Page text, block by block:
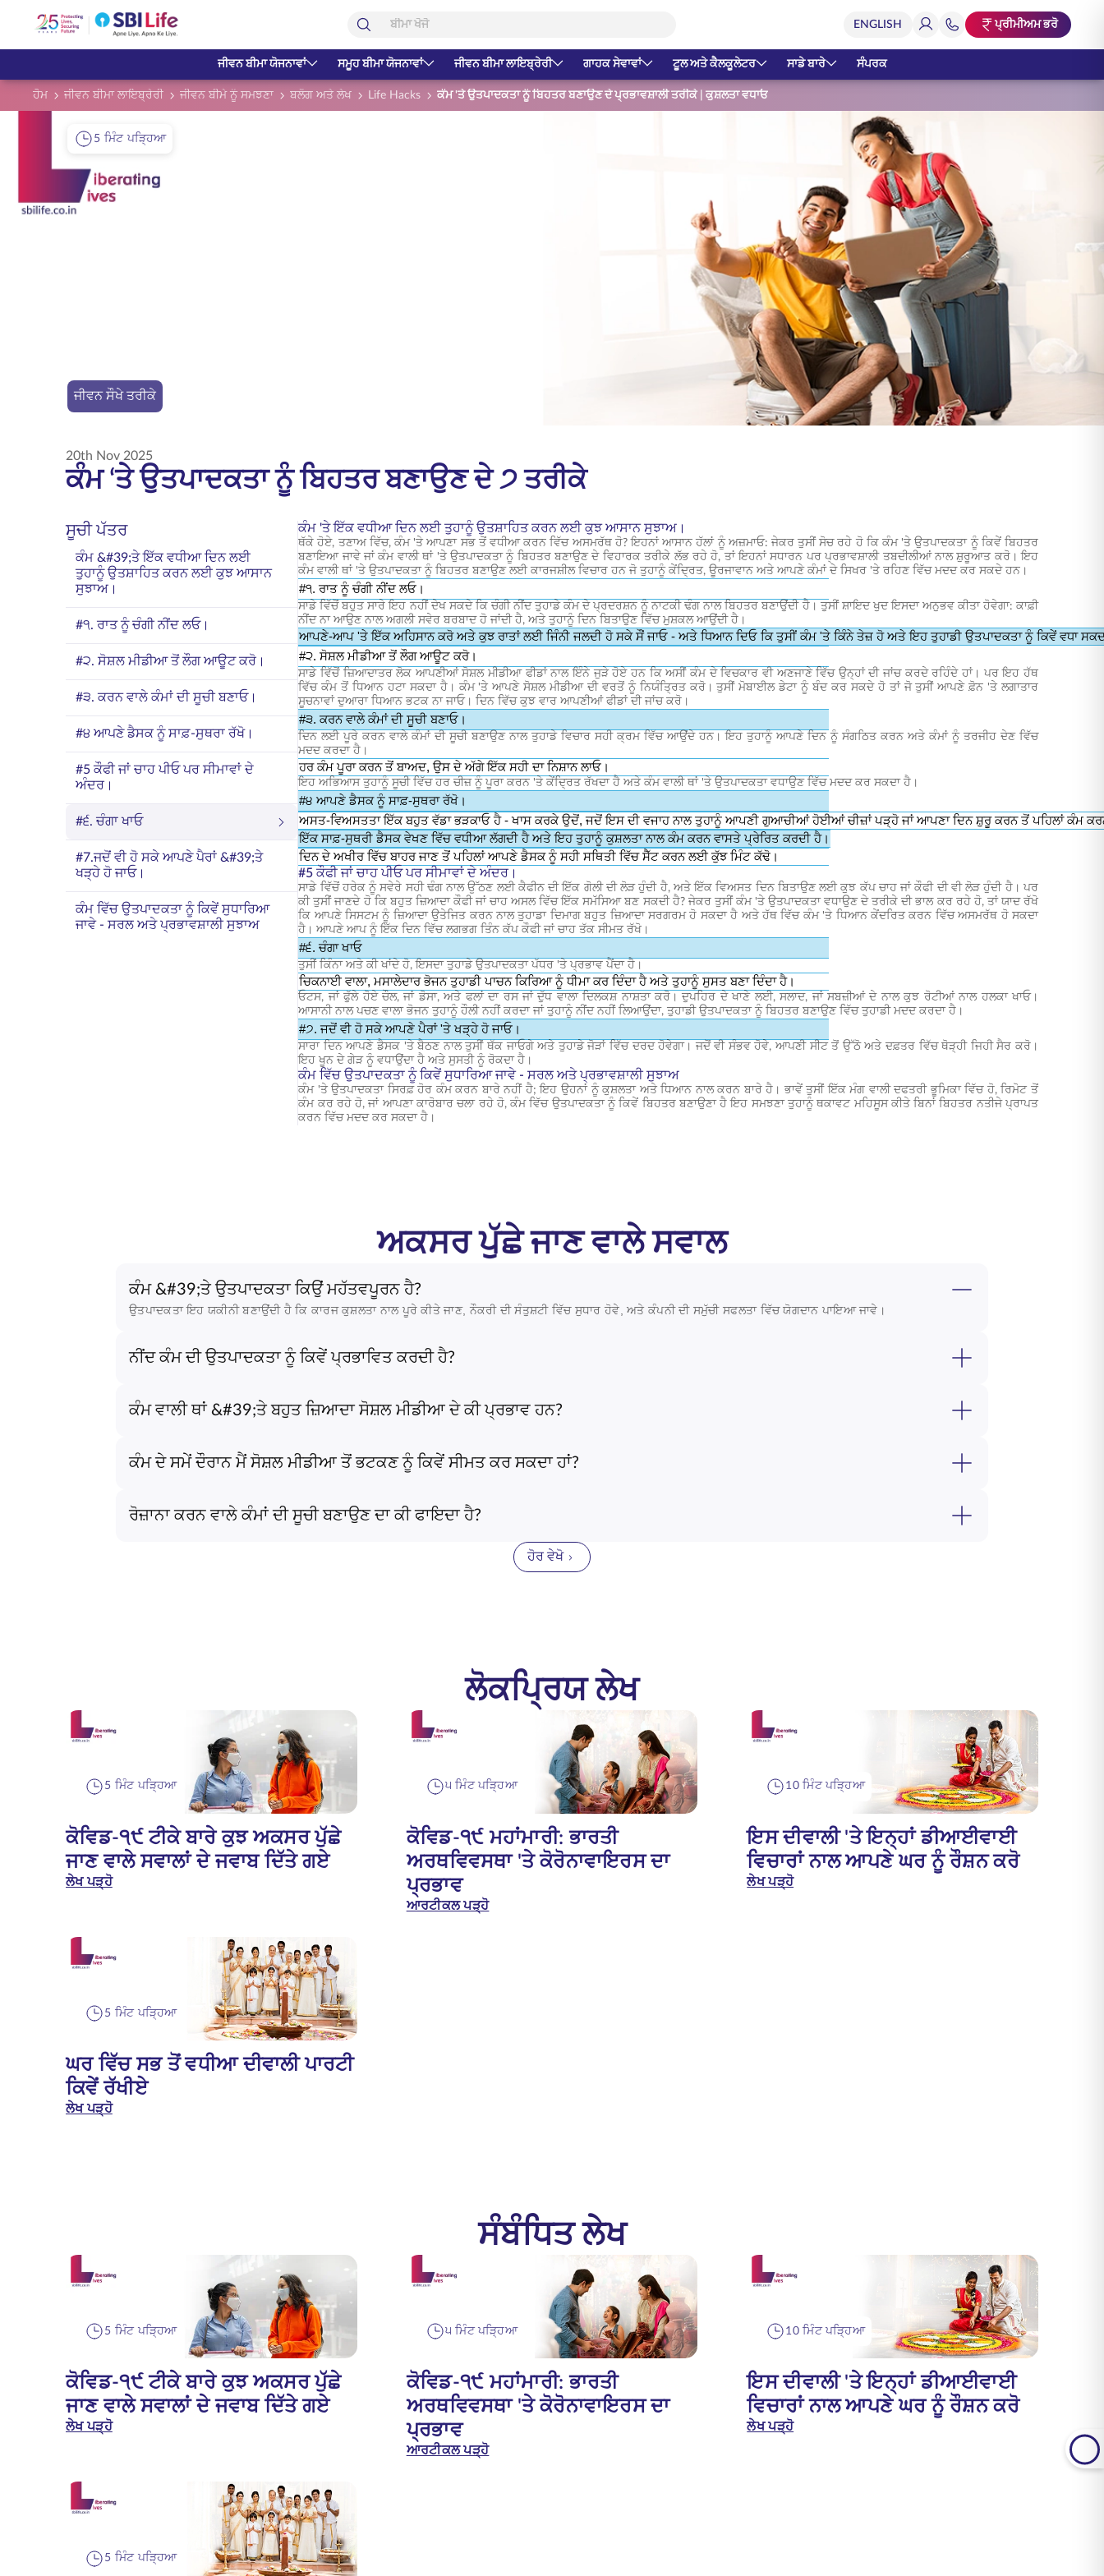
ਪ੍ਰੀਮੀਅਮ ਭਰੋ
ਜੀਵਨ ਬੀਮਾ ਯੋਜਨਾਵਾਂ ਸਮੂਹ ਬੀਮਾ ਯੋਜਨਾਵਾਂ ਜੀਵਨ ਬੀਮਾ ਲਾਇਬ੍ਰੇਰੀ ਗਾਹਕ ਸੇਵਾਵਾਂ ਟੂਲ ਅਤੇ ਕੈਲਕੂਲੇਟਰ ਸਾਡੇ ਬਾਰੇ ਸੰਪਰਕ
ਹੋਮ ਜੀਵਨ ਬੀਮਾ ਲਾਇਬ੍ਰੇਰੀ ਜੀਵਨ ਬੀਮੇ ਨੂੰ ਸਮਝਣਾ ਬਲੌਗ ਅਤੇ ਲੇਖ Life Hacks ਕੰਮ 'ਤੇ ਉਤਪਾਦਕਤਾ ਨੂੰ ਬਿਹਤਰ ਬਣਾਉਣ ਦੇ ਪ੍ਰਭਾਵਸ਼ਾਲੀ ਤਰੀਕੇ | ਕੁਸ਼ਲਤਾ ਵਧਾਓ
5 ਮਿੰਟ ਪੜ੍ਹਿਆ
ਜੀਵਨ ਸੌਖੇ ਤਰੀਕੇ
20th Nov 2025
ਕੰਮ ‘ਤੇ ਉਤਪਾਦਕਤਾ ਨੂੰ ਬਿਹਤਰ ਬਣਾਉਣ ਦੇ ੭ ਤਰੀਕੇ
ਸੂਚੀ ਪੱਤਰ
ਕੰਮ &#39;ਤੇ ਇੱਕ ਵਧੀਆ ਦਿਨ ਲਈ
ਤੁਹਾਨੂੰ ਉਤਸ਼ਾਹਿਤ ਕਰਨ ਲਈ ਕੁਝ ਆਸਾਨ
ਸੁਝਾਅ।
#੧. ਰਾਤ ਨੂੰ ਚੰਗੀ ਨੀਂਦ ਲਓ।
#੨. ਸੋਸ਼ਲ ਮੀਡੀਆ ਤੋਂ ਲੌਗ ਆਊਟ ਕਰੋ।
#੩. ਕਰਨ ਵਾਲੇ ਕੰਮਾਂ ਦੀ ਸੂਚੀ ਬਣਾਓ।
#੪ ਆਪਣੇ ਡੈਸਕ ਨੂੰ ਸਾਫ਼-ਸੁਥਰਾ ਰੱਖੋ।
#5 ਕੌਫੀ ਜਾਂ ਚਾਹ ਪੀਓ ਪਰ ਸੀਮਾਵਾਂ ਦੇ
ਅੰਦਰ।
#੬. ਚੰਗਾ ਖਾਓ
#7.ਜਦੋਂ ਵੀ ਹੋ ਸਕੇ ਆਪਣੇ ਪੈਰਾਂ &#39;ਤੇ
ਖੜ੍ਹੇ ਹੋ ਜਾਓ।
ਕੰਮ ਵਿੱਚ ਉਤਪਾਦਕਤਾ ਨੂੰ ਕਿਵੇਂ ਸੁਧਾਰਿਆ
ਜਾਵੇ - ਸਰਲ ਅਤੇ ਪ੍ਰਭਾਵਸ਼ਾਲੀ ਸੁਝਾਅ
ਕੰਮ 'ਤੇ ਇੱਕ ਵਧੀਆ ਦਿਨ ਲਈ ਤੁਹਾਨੂੰ ਉਤਸ਼ਾਹਿਤ ਕਰਨ ਲਈ ਕੁਝ ਆਸਾਨ ਸੁਝਾਅ।
ਥੱਕੇ ਹੋਏ, ਤਣਾਅ ਵਿੱਚ, ਕੰਮ 'ਤੇ ਆਪਣਾ ਸਭ ਤੋਂ ਵਧੀਆ ਕਰਨ ਵਿੱਚ ਅਸਮਰੱਥ ਹੋ? ਇਹਨਾਂ ਆਸਾਨ ਹੱਲਾਂ ਨੂੰ ਅਜ਼ਮਾਓ: ਜੇਕਰ ਤੁਸੀਂ ਸੋਚ ਰਹੇ ਹੋ ਕਿ ਕੰਮ 'ਤੇ ਉਤਪਾਦਕਤਾ ਨੂੰ ਕਿਵੇਂ ਬਿਹਤਰ
ਬਣਾਇਆ ਜਾਵੇ ਜਾਂ ਕੰਮ ਵਾਲੀ ਥਾਂ 'ਤੇ ਉਤਪਾਦਕਤਾ ਨੂੰ ਬਿਹਤਰ ਬਣਾਉਣ ਦੇ ਵਿਹਾਰਕ ਤਰੀਕੇ ਲੱਭ ਰਹੇ ਹੋ, ਤਾਂ ਇਹਨਾਂ ਸਧਾਰਨ ਪਰ ਪ੍ਰਭਾਵਸ਼ਾਲੀ ਤਬਦੀਲੀਆਂ ਨਾਲ ਸ਼ੁਰੂਆਤ ਕਰੋ। ਇਹ
ਕੰਮ ਵਾਲੀ ਥਾਂ 'ਤੇ ਉਤਪਾਦਕਤਾ ਨੂੰ ਬਿਹਤਰ ਬਣਾਉਣ ਲਈ ਕਾਰਜਸ਼ੀਲ ਵਿਚਾਰ ਹਨ ਜੋ ਤੁਹਾਨੂੰ ਕੇਂਦ੍ਰਿਤ, ਊਰਜਾਵਾਨ ਅਤੇ ਆਪਣੇ ਕੰਮਾਂ ਦੇ ਸਿਖਰ 'ਤੇ ਰਹਿਣ ਵਿੱਚ ਮਦਦ ਕਰ ਸਕਦੇ ਹਨ।
#੧. ਰਾਤ ਨੂੰ ਚੰਗੀ ਨੀਂਦ ਲਓ।
ਸਾਡੇ ਵਿੱਚੋਂ ਬਹੁਤ ਸਾਰੇ ਇਹ ਨਹੀਂ ਦੇਖ ਸਕਦੇ ਕਿ ਚੰਗੀ ਨੀਂਦ ਤੁਹਾਡੇ ਕੰਮ ਦੇ ਪ੍ਰਦਰਸ਼ਨ ਨੂੰ ਨਾਟਕੀ ਢੰਗ ਨਾਲ ਬਿਹਤਰ ਬਣਾਉਂਦੀ ਹੈ। ਤੁਸੀਂ ਸ਼ਾਇਦ ਖੁਦ ਇਸਦਾ ਅਨੁਭਵ ਕੀਤਾ ਹੋਵੇਗਾ: ਕਾਫ਼ੀ
ਨੀਂਦ ਨਾ ਆਉਣ ਨਾਲ ਅਗਲੀ ਸਵੇਰ ਬਰਬਾਦ ਹੋ ਜਾਂਦੀ ਹੈ, ਅਤੇ ਤੁਹਾਨੂੰ ਦਿਨ ਬਿਤਾਉਣ ਵਿੱਚ ਮੁਸ਼ਕਲ ਆਉਂਦੀ ਹੈ।
ਆਪਣੇ-ਆਪ 'ਤੇ ਇੱਕ ਅਹਿਸਾਨ ਕਰੋ ਅਤੇ ਕੁਝ ਰਾਤਾਂ ਲਈ ਜਿੰਨੀ ਜਲਦੀ ਹੋ ਸਕੇ ਸੌਂ ਜਾਓ - ਅਤੇ ਧਿਆਨ ਦਿਓ ਕਿ ਤੁਸੀਂ ਕੰਮ 'ਤੇ ਕਿੰਨੇ ਤੇਜ਼ ਹੋ ਅਤੇ ਇਹ ਤੁਹਾਡੀ ਉਤਪਾਦਕਤਾ ਨੂੰ ਕਿਵੇਂ ਵਧਾ
#੨. ਸੋਸ਼ਲ ਮੀਡੀਆ ਤੋਂ ਲੌਗ ਆਊਟ ਕਰੋ।
ਸਾਡੇ ਵਿੱਚੋਂ ਜ਼ਿਆਦਾਤਰ ਲੋਕ ਆਪਣੀਆਂ ਸੋਸ਼ਲ ਮੀਡੀਆ ਫੀਡਾਂ ਨਾਲ ਇੰਨੇ ਜੁੜੇ ਹੋਏ ਹਨ ਕਿ ਅਸੀਂ ਕੰਮ ਦੇ ਵਿਚਕਾਰ ਵੀ ਅਣਜਾਣੇ ਵਿੱਚ ਉਨ੍ਹਾਂ ਦੀ ਜਾਂਚ ਕਰਦੇ ਰਹਿੰਦੇ ਹਾਂ। ਪਰ ਇਹ ਹੱਥ
ਵਿੱਚ ਕੰਮ ਤੋਂ ਧਿਆਨ ਹਟਾ ਸਕਦਾ ਹੈ। ਕੰਮ 'ਤੇ ਆਪਣੇ ਸੋਸ਼ਲ ਮੀਡੀਆ ਦੀ ਵਰਤੋਂ ਨੂੰ ਨਿਯੰਤ੍ਰਿਤ ਕਰੋ। ਤੁਸੀਂ ਮੋਬਾਈਲ ਡੇਟਾ ਨੂੰ ਬੰਦ ਕਰ ਸਕਦੇ ਹੋ ਤਾਂ ਜੋ ਤੁਸੀਂ ਆਪਣੇ ਫ਼ੋਨ 'ਤੇ ਲਗਾਤਾਰ
ਸੂਚਨਾਵਾਂ ਦੁਆਰਾ ਧਿਆਨ ਭਟਕ ਨਾ ਜਾਓ। ਦਿਨ ਵਿੱਚ ਕੁਝ ਵਾਰ ਆਪਣੀਆਂ ਫੀਡਾਂ ਦੀ ਜਾਂਚ ਕਰੋ।
#੩. ਕਰਨ ਵਾਲੇ ਕੰਮਾਂ ਦੀ ਸੂਚੀ ਬਣਾਓ।
ਦਿਨ ਲਈ ਪੂਰੇ ਕਰਨ ਵਾਲੇ ਕੰਮਾਂ ਦੀ ਸੂਚੀ ਬਣਾਉਣ ਨਾਲ ਤੁਹਾਡੇ ਵਿਚਾਰ ਸਹੀ ਕ੍ਰਮ ਵਿੱਚ ਆਉਂਦੇ ਹਨ। ਇਹ ਤੁਹਾਨੂੰ ਆਪਣੇ ਦਿਨ ਨੂੰ ਸੰਗਠਿਤ ਕਰਨ ਅਤੇ ਕੰਮਾਂ ਨੂੰ ਤਰਜੀਹ ਦੇਣ ਵਿੱਚ
ਮਦਦ ਕਰਦਾ ਹੈ।
ਹਰ ਕੰਮ ਪੂਰਾ ਕਰਨ ਤੋਂ ਬਾਅਦ, ਉਸ ਦੇ ਅੱਗੇ ਇੱਕ ਸਹੀ ਦਾ ਨਿਸ਼ਾਨ ਲਾਓ।
ਇਹ ਅਭਿਆਸ ਤੁਹਾਨੂੰ ਸੂਚੀ ਵਿੱਚ ਹਰ ਚੀਜ਼ ਨੂੰ ਪੂਰਾ ਕਰਨ 'ਤੇ ਕੇਂਦ੍ਰਿਤ ਰੱਖਦਾ ਹੈ ਅਤੇ ਕੰਮ ਵਾਲੀ ਥਾਂ 'ਤੇ ਉਤਪਾਦਕਤਾ ਵਧਾਉਣ ਵਿੱਚ ਮਦਦ ਕਰ ਸਕਦਾ ਹੈ।
#੪ ਆਪਣੇ ਡੈਸਕ ਨੂੰ ਸਾਫ਼-ਸੁਥਰਾ ਰੱਖੋ।
ਅਸਤ-ਵਿਅਸਤਤਾ ਇੱਕ ਬਹੁਤ ਵੱਡਾ ਭੜਕਾਓ ਹੈ - ਖਾਸ ਕਰਕੇ ਉਦੋਂ, ਜਦੋਂ ਇਸ ਦੀ ਵਜਾਹ ਨਾਲ ਤੁਹਾਨੂੰ ਆਪਣੀ ਗੁਆਚੀਆਂ ਹੋਈਆਂ ਚੀਜ਼ਾਂ ਪੜ੍ਹੋ ਜਾਂ ਆਪਣਾ ਦਿਨ ਸ਼ੁਰੂ ਕਰਨ ਤੋਂ ਪਹਿਲਾਂ ਕੰਮ
ਇੱਕ ਸਾਫ਼-ਸੁਥਰੀ ਡੈਸਕ ਵੇਖਣ ਵਿੱਚ ਵਧੀਆ ਲੱਗਦੀ ਹੈ ਅਤੇ ਇਹ ਤੁਹਾਨੂੰ ਕੁਸ਼ਲਤਾ ਨਾਲ ਕੰਮ ਕਰਨ ਵਾਸਤੇ ਪ੍ਰੇਰਿਤ ਕਰਦੀ ਹੈ।
ਦਿਨ ਦੇ ਅਖੀਰ ਵਿੱਚ ਬਾਹਰ ਜਾਣ ਤੋਂ ਪਹਿਲਾਂ ਆਪਣੇ ਡੈਸਕ ਨੂੰ ਸਹੀ ਸਥਿਤੀ ਵਿੱਚ ਸੈੱਟ ਕਰਨ ਲਈ ਕੁੱਝ ਮਿੰਟ ਕੱਢੋ।
#5 ਕੌਫੀ ਜਾਂ ਚਾਹ ਪੀਓ ਪਰ ਸੀਮਾਵਾਂ ਦੇ ਅੰਦਰ।
ਸਾਡੇ ਵਿੱਚੋਂ ਹਰੇਕ ਨੂੰ ਸਵੇਰੇ ਸਹੀ ਢੰਗ ਨਾਲ ਉੱਠਣ ਲਈ ਕੈਫੀਨ ਦੀ ਇੱਕ ਗੋਲੀ ਦੀ ਲੋੜ ਹੁੰਦੀ ਹੈ, ਅਤੇ ਇੱਕ ਵਿਅਸਤ ਦਿਨ ਬਿਤਾਉਣ ਲਈ ਕੁਝ ਕੱਪ ਚਾਹ ਜਾਂ ਕੌਫੀ ਦੀ ਵੀ ਲੋੜ ਹੁੰਦੀ ਹੈ। ਪਰ
ਕੀ ਤੁਸੀਂ ਜਾਣਦੇ ਹੋ ਕਿ ਬਹੁਤ ਜ਼ਿਆਦਾ ਕੌਫੀ ਜਾਂ ਚਾਹ ਅਸਲ ਵਿੱਚ ਇੱਕ ਸਮੱਸਿਆ ਬਣ ਸਕਦੀ ਹੈ? ਜੇਕਰ ਤੁਸੀਂ ਕੰਮ 'ਤੇ ਉਤਪਾਦਕਤਾ ਵਧਾਉਣ ਦੇ ਤਰੀਕੇ ਦੀ ਭਾਲ ਕਰ ਰਹੇ ਹੋ, ਤਾਂ ਯਾਦ ਰੱਖੋ
ਕਿ ਆਪਣੇ ਸਿਸਟਮ ਨੂੰ ਜ਼ਿਆਦਾ ਉਤੇਜਿਤ ਕਰਨ ਨਾਲ ਤੁਹਾਡਾ ਦਿਮਾਗ ਬਹੁਤ ਜ਼ਿਆਦਾ ਸਰਗਰਮ ਹੋ ਸਕਦਾ ਹੈ ਅਤੇ ਹੱਥ ਵਿੱਚ ਕੰਮ 'ਤੇ ਧਿਆਨ ਕੇਂਦਰਿਤ ਕਰਨ ਵਿੱਚ ਅਸਮਰੱਥ ਹੋ ਸਕਦਾ
ਹੈ। ਆਪਣੇ ਆਪ ਨੂੰ ਇੱਕ ਦਿਨ ਵਿੱਚ ਲਗਭਗ ਤਿੰਨ ਕੱਪ ਕੌਫੀ ਜਾਂ ਚਾਹ ਤੱਕ ਸੀਮਤ ਰੱਖੋ।
#੬. ਚੰਗਾ ਖਾਓ
ਤੁਸੀਂ ਕਿੰਨਾ ਅਤੇ ਕੀ ਖਾਂਦੇ ਹੋ, ਇਸਦਾ ਤੁਹਾਡੇ ਉਤਪਾਦਕਤਾ ਪੱਧਰ 'ਤੇ ਪ੍ਰਭਾਵ ਪੈਂਦਾ ਹੈ।
ਚਿਕਨਾਈ ਵਾਲਾ, ਮਸਾਲੇਦਾਰ ਭੋਜਨ ਤੁਹਾਡੀ ਪਾਚਨ ਕਿਰਿਆ ਨੂੰ ਧੀਮਾ ਕਰ ਦਿੰਦਾ ਹੈ ਅਤੇ ਤੁਹਾਨੂੰ ਸੁਸਤ ਬਣਾ ਦਿੰਦਾ ਹੈ।
ਓਟਸ, ਜਾਂ ਫੁੱਲੇ ਹੋਏ ਚੌਲ, ਜਾਂ ਡੋਸਾ, ਅਤੇ ਫਲਾਂ ਦਾ ਰਸ ਜਾਂ ਦੁੱਧ ਵਾਲਾ ਦਿਲਕਸ਼ ਨਾਸ਼ਤਾ ਕਰੋ। ਦੁਪਹਿਰ ਦੇ ਖਾਣੇ ਲਈ, ਸਲਾਦ, ਜਾਂ ਸਬਜ਼ੀਆਂ ਦੇ ਨਾਲ ਕੁਝ ਰੋਟੀਆਂ ਨਾਲ ਹਲਕਾ ਖਾਓ।
ਆਸਾਨੀ ਨਾਲ ਪਚਣ ਵਾਲਾ ਭੋਜਨ ਤੁਹਾਨੂੰ ਹੌਲੀ ਨਹੀਂ ਕਰਦਾ ਜਾਂ ਤੁਹਾਨੂੰ ਨੀਂਦ ਨਹੀਂ ਲਿਆਉਂਦਾ, ਤੁਹਾਡੀ ਉਤਪਾਦਕਤਾ ਨੂੰ ਬਿਹਤਰ ਬਣਾਉਣ ਵਿੱਚ ਤੁਹਾਡੀ ਮਦਦ ਕਰਦਾ ਹੈ।
#੭. ਜਦੋਂ ਵੀ ਹੋ ਸਕੇ ਆਪਣੇ ਪੈਰਾਂ 'ਤੇ ਖੜ੍ਹੇ ਹੋ ਜਾਓ।
ਸਾਰਾ ਦਿਨ ਆਪਣੇ ਡੈਸਕ 'ਤੇ ਬੈਠਣ ਨਾਲ ਤੁਸੀਂ ਥੱਕ ਜਾਓਗੇ ਅਤੇ ਤੁਹਾਡੇ ਜੋੜਾਂ ਵਿੱਚ ਦਰਦ ਹੋਵੇਗਾ। ਜਦੋਂ ਵੀ ਸੰਭਵ ਹੋਵੇ, ਆਪਣੀ ਸੀਟ ਤੋਂ ਉੱਠੋ ਅਤੇ ਦਫ਼ਤਰ ਵਿੱਚ ਥੋੜ੍ਹੀ ਜਿਹੀ ਸੈਰ ਕਰੋ।
ਇਹ ਖੂਨ ਦੇ ਗੇੜ ਨੂੰ ਵਧਾਉਂਦਾ ਹੈ ਅਤੇ ਸੁਸਤੀ ਨੂੰ ਰੋਕਦਾ ਹੈ।
ਕੰਮ ਵਿੱਚ ਉਤਪਾਦਕਤਾ ਨੂੰ ਕਿਵੇਂ ਸੁਧਾਰਿਆ ਜਾਵੇ - ਸਰਲ ਅਤੇ ਪ੍ਰਭਾਵਸ਼ਾਲੀ ਸੁਝਾਅ
ਕੰਮ 'ਤੇ ਉਤਪਾਦਕਤਾ ਸਿਰਫ਼ ਹੋਰ ਕੰਮ ਕਰਨ ਬਾਰੇ ਨਹੀਂ ਹੈ; ਇਹ ਉਹਨਾਂ ਨੂੰ ਕੁਸ਼ਲਤਾ ਅਤੇ ਧਿਆਨ ਨਾਲ ਕਰਨ ਬਾਰੇ ਹੈ। ਭਾਵੇਂ ਤੁਸੀਂ ਇੱਕ ਮੰਗ ਵਾਲੀ ਦਫਤਰੀ ਭੂਮਿਕਾ ਵਿੱਚ ਹੋ, ਰਿਮੋਟ ਤੋਂ
ਕੰਮ ਕਰ ਰਹੇ ਹੋ, ਜਾਂ ਆਪਣਾ ਕਾਰੋਬਾਰ ਚਲਾ ਰਹੇ ਹੋ, ਕੰਮ ਵਿੱਚ ਉਤਪਾਦਕਤਾ ਨੂੰ ਕਿਵੇਂ ਬਿਹਤਰ ਬਣਾਉਣਾ ਹੈ ਇਹ ਸਮਝਣਾ ਤੁਹਾਨੂੰ ਥਕਾਵਟ ਮਹਿਸੂਸ ਕੀਤੇ ਬਿਨਾਂ ਬਿਹਤਰ ਨਤੀਜੇ ਪ੍ਰਾਪਤ
ਕਰਨ ਵਿੱਚ ਮਦਦ ਕਰ ਸਕਦਾ ਹੈ।
ਅਕਸਰ ਪੁੱਛੇ ਜਾਣ ਵਾਲੇ ਸਵਾਲ
ਕੰਮ &#39;ਤੇ ਉਤਪਾਦਕਤਾ ਕਿਉਂ ਮਹੱਤਵਪੂਰਨ ਹੈ?
ਉਤਪਾਦਕਤਾ ਇਹ ਯਕੀਨੀ ਬਣਾਉਂਦੀ ਹੈ ਕਿ ਕਾਰਜ ਕੁਸ਼ਲਤਾ ਨਾਲ ਪੂਰੇ ਕੀਤੇ ਜਾਣ, ਨੌਕਰੀ ਦੀ ਸੰਤੁਸ਼ਟੀ ਵਿੱਚ ਸੁਧਾਰ ਹੋਵੇ, ਅਤੇ ਕੰਪਨੀ ਦੀ ਸਮੁੱਚੀ ਸਫਲਤਾ ਵਿੱਚ ਯੋਗਦਾਨ ਪਾਇਆ ਜਾਵੇ।
ਨੀਂਦ ਕੰਮ ਦੀ ਉਤਪਾਦਕਤਾ ਨੂੰ ਕਿਵੇਂ ਪ੍ਰਭਾਵਿਤ ਕਰਦੀ ਹੈ?
ਕੰਮ ਵਾਲੀ ਥਾਂ &#39;ਤੇ ਬਹੁਤ ਜ਼ਿਆਦਾ ਸੋਸ਼ਲ ਮੀਡੀਆ ਦੇ ਕੀ ਪ੍ਰਭਾਵ ਹਨ?
ਕੰਮ ਦੇ ਸਮੇਂ ਦੌਰਾਨ ਮੈਂ ਸੋਸ਼ਲ ਮੀਡੀਆ ਤੋਂ ਭਟਕਣ ਨੂੰ ਕਿਵੇਂ ਸੀਮਤ ਕਰ ਸਕਦਾ ਹਾਂ?
ਰੋਜ਼ਾਨਾ ਕਰਨ ਵਾਲੇ ਕੰਮਾਂ ਦੀ ਸੂਚੀ ਬਣਾਉਣ ਦਾ ਕੀ ਫਾਇਦਾ ਹੈ?
ਹੋਰ ਵੇਖੋ
ਲੋਕਪ੍ਰਿਯ ਲੇਖ
5 ਮਿੰਟ ਪੜ੍ਹਿਆ
ਕੋਵਿਡ-੧੯ ਟੀਕੇ ਬਾਰੇ ਕੁਝ ਅਕਸਰ ਪੁੱਛੇ
ਜਾਣ ਵਾਲੇ ਸਵਾਲਾਂ ਦੇ ਜਵਾਬ ਦਿੱਤੇ ਗਏ
ਲੇਖ ਪੜ੍ਹੋ
੫ ਮਿੰਟ ਪੜ੍ਹਿਆ
ਕੋਵਿਡ-੧੯ ਮਹਾਂਮਾਰੀ: ਭਾਰਤੀ
ਅਰਥਵਿਵਸਥਾ 'ਤੇ ਕੋਰੋਨਾਵਾਇਰਸ ਦਾ
ਪ੍ਰਭਾਵ
ਆਰਟੀਕਲ ਪੜ੍ਹੋ
10 ਮਿੰਟ ਪੜ੍ਹਿਆ
ਇਸ ਦੀਵਾਲੀ 'ਤੇ ਇਨ੍ਹਾਂ ਡੀਆਈਵਾਈ
ਵਿਚਾਰਾਂ ਨਾਲ ਆਪਣੇ ਘਰ ਨੂੰ ਰੌਸ਼ਨ ਕਰੋ
ਲੇਖ ਪੜ੍ਹੋ
5 ਮਿੰਟ ਪੜ੍ਹਿਆ
ਘਰ ਵਿੱਚ ਸਭ ਤੋਂ ਵਧੀਆ ਦੀਵਾਲੀ ਪਾਰਟੀ
ਕਿਵੇਂ ਰੱਖੀਏ
ਲੇਖ ਪੜ੍ਹੋ
ਸੰਬੰਧਿਤ ਲੇਖ
5 ਮਿੰਟ ਪੜ੍ਹਿਆ
ਕੋਵਿਡ-੧੯ ਟੀਕੇ ਬਾਰੇ ਕੁਝ ਅਕਸਰ ਪੁੱਛੇ
ਜਾਣ ਵਾਲੇ ਸਵਾਲਾਂ ਦੇ ਜਵਾਬ ਦਿੱਤੇ ਗਏ
ਲੇਖ ਪੜ੍ਹੋ
੫ ਮਿੰਟ ਪੜ੍ਹਿਆ
ਕੋਵਿਡ-੧੯ ਮਹਾਂਮਾਰੀ: ਭਾਰਤੀ
ਅਰਥਵਿਵਸਥਾ 'ਤੇ ਕੋਰੋਨਾਵਾਇਰਸ ਦਾ
ਪ੍ਰਭਾਵ
ਆਰਟੀਕਲ ਪੜ੍ਹੋ
10 ਮਿੰਟ ਪੜ੍ਹਿਆ
ਇਸ ਦੀਵਾਲੀ 'ਤੇ ਇਨ੍ਹਾਂ ਡੀਆਈਵਾਈ
ਵਿਚਾਰਾਂ ਨਾਲ ਆਪਣੇ ਘਰ ਨੂੰ ਰੌਸ਼ਨ ਕਰੋ
ਲੇਖ ਪੜ੍ਹੋ
5 ਮਿੰਟ ਪੜ੍ਹਿਆ